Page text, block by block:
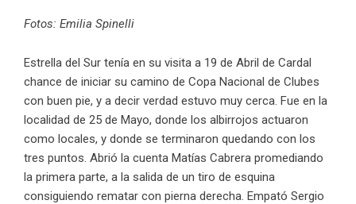
Fotos: Emilia Spinelli
Estrella del Sur tenía en su visita a 19 de Abril de Cardal
chance de iniciar su camino de Copa Nacional de Clubes
con buen pie, y a decir verdad estuvo muy cerca. Fue en la
localidad de 25 de Mayo, donde los albirrojos actuaron
como locales, y donde se terminaron quedando con los
tres puntos. Abrió la cuenta Matías Cabrera promediando
la primera parte, a la salida de un tiro de esquina
consiguiendo rematar con pierna derecha. Empató Sergio